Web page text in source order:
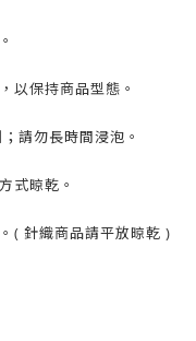
以保持商品型態。
請勿長時間浸泡。
式晾乾。
( 針織商品請平放晾乾 )